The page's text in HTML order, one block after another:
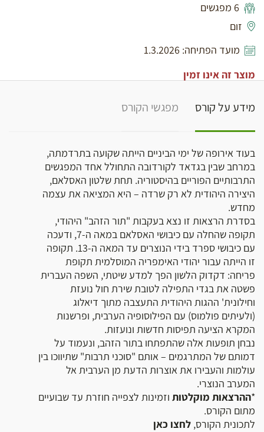
6 מפגשים
זום
מועד הפתיחה: 1.3.2026
מוצר זה אינו זמין
מידע על קורס מפגשי הקורס
בעוד אירופה של ימי הביניים הייתה שקועה בתרדמתה,
במרחב שבין בגדאד לקורדובה התחולל אחד המפגשים
התרבותיים הפוריים בהיסטוריה. תחת שלטון האסלאם,
היצירה היהודית לא רק שרדה – היא המציאה את עצמה
מחדש.
בסדרת הרצאות זו נצא בעקבות "תור הזהב" היהודי,
תקופה שהחלה עם כיבושי האסלאם במאה ה-7, ודעכה
עם כיבושי ספרד בידי הנוצרים עד המאה ה-13. תקופה
זו הייתה עבור יהודי האימפריה המוסלמית תקופת
פריחה: דקדוק הלשון הפך למדע שיטתי, השפה העברית
פשטה את בגדי התפילה לטובת שירת חול נועזת
וחילונית' ההגות היהודית התעצבה מתוך דיאלוג
(ולעיתים פולמוס) עם הפילוסופיה הערבית, ופרשנות
המקרא הציעה תפיסות חדשות ונועזות.
נבחן תופעות אלה שהתפתחו בתור הזהב, ונעמוד על
דמותם של המתרגמים – אותם "סוכני תרבות" שתיווכו בין
עולמות והעבירו את אוצרות הדעת מן הערבית אל
המערב הנוצרי.
*ההרצאות מוקלטות וזמינות לצפייה חוזרת עד שבועיים
מתום הקורס.
לתכונית הקורס, לחצו כאן